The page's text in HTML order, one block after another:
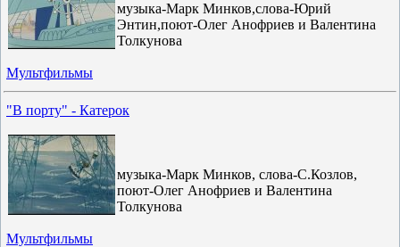
музыка-Марк Минков,слова-Юрий
Энтин,поют-Олег Анофриев и Валентина
Толкунова
Мультфильмы
"В порту" - Катерок
музыка-Марк Минков, слова-С.Козлов,
поют-Олег Анофриев и Валентина
Толкунова
Мультфильмы